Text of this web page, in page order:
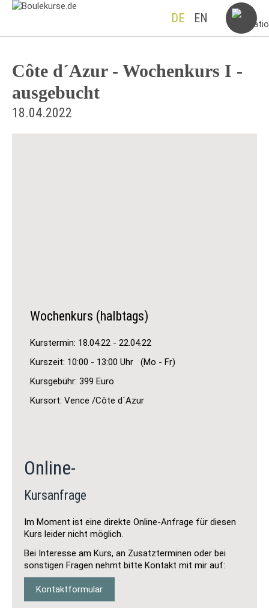
DE EN
Côte d´Azur - Wochenkurs I -
ausgebucht
18.04.2022
Wochenkurs (halbtags)
Kurstermin: 18.04.22 - 22.04.22
Kurszeit: 10:00 - 13:00 Uhr (Mo - Fr)
Kursgebühr: 399 Euro
Kursort: Vence /Côte d´Azur
Online-
Kursanfrage
Im Moment ist eine direkte Online-Anfrage für diesen
Kurs leider nicht möglich.
Bei Interesse am Kurs, an Zusatzterminen oder bei
sonstigen Fragen nehmt bitte Kontakt mit mir auf:
Kontaktformular